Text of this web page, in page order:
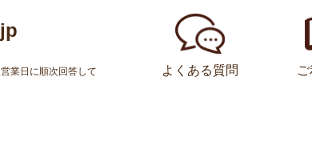
業日に順次回答して
よくある質問